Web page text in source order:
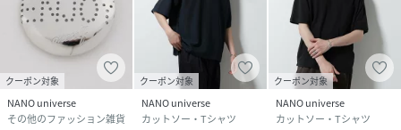
クーポン対象
NANO universe
その他のファッション雑貨
クーポン対象
NANO universe
カットソー・Tシャツ
クーポン対象
NANO universe
カットソー・Tシャツ